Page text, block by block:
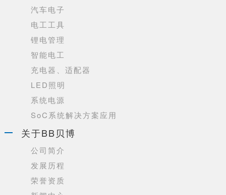
汽车电子
电工工具
锂电管理
智能电工
充电器、适配器
LED照明
系统电源
SoC系统解决方案应用
关于BB贝博
公司简介
发展历程
荣誉资质